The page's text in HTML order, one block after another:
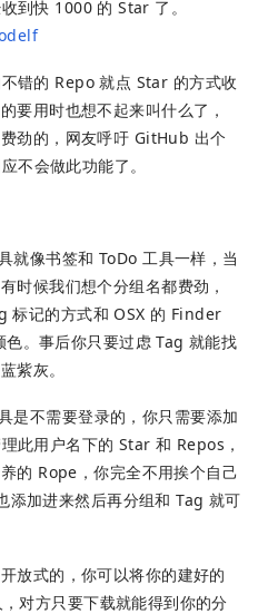
到快 1000 的 Star 了。
错的 Repo 就点 Star 的方式收
要用时也想不起来叫什么了，
劲的，网友呼吁 GitHub 出个
不会做此功能了。
像书签和 ToDo 工具一样，当
时候我们想个分组名都费劲，
标记的方式和 OSX 的 Finder
。事后你只要过虑 Tag 就能找
紫灰。
不需要登录的，你只需要添加
此用户名下的 Star 和 Repos，
的 Rope，你完全不用挨个自己
添加进来然后再分组和 Tag 就可
放式的，你可以将你的建好的
对方只要下载就能得到你的分